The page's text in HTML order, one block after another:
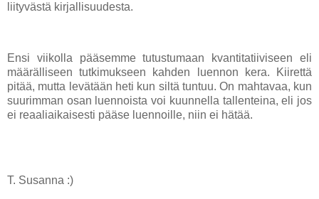
liityvästä kirjallisuudesta.
Ensi viikolla pääsemme tutustumaan kvantitatiiviseen eli
määrälliseen tutkimukseen kahden luennon kera. Kiirettä
pitää, mutta levätään heti kun siltä tuntuu. On mahtavaa, kun
suurimman osan luennoista voi kuunnella tallenteina, eli jos
ei reaaliaikaisesti pääse luennoille, niin ei hätää.
T. Susanna :)